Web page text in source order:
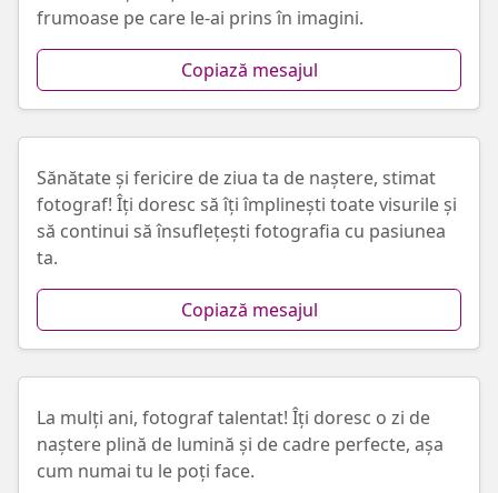
frumoase pe care le-ai prins în imagini.
Copiază mesajul
Sănătate și fericire de ziua ta de naștere, stimat
fotograf! Îți doresc să îți împlinești toate visurile și
să continui să însuflețești fotografia cu pasiunea
ta.
Copiază mesajul
La mulți ani, fotograf talentat! Îți doresc o zi de
naștere plină de lumină și de cadre perfecte, așa
cum numai tu le poți face.